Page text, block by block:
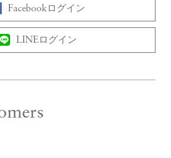
Facebookログイン
LINEログイン